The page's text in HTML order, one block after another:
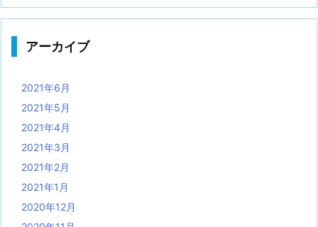
アーカイブ
2021年6月
2021年5月
2021年4月
2021年3月
2021年2月
2021年1月
2020年12月